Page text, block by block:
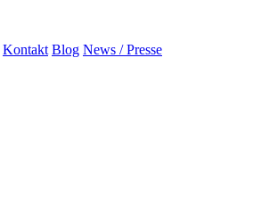
Kontakt Blog News / Presse